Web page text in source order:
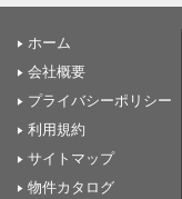
ホーム
会社概要
プライバシーポリシー
利用規約
サイトマップ
物件カタログ